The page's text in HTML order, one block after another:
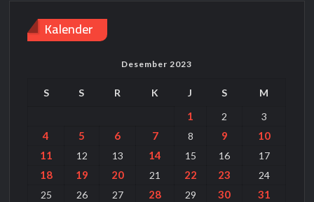
Kalender
Desember 2023
S S R K J S M
1 2 3
4 5 6 7 8 9
10
11
12 13 14 15 16 17
18 19 20 21 22 23
24
25
26 27 28 29 30 31